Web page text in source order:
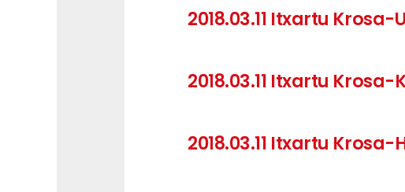
2018.03.11 Itxartu
2018.03.11 Itxartu
2018.03.11 Itxartu